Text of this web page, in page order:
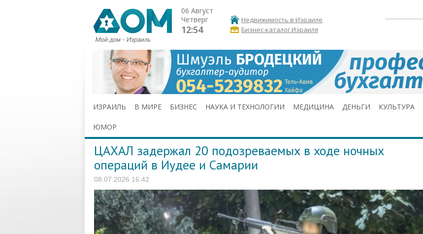
06 Август
Четверг
12:54
Недвижимость в Израиле
Бизнес-каталог Израиля
ИЗРАИЛЬ В МИРЕ БИЗНЕС НАУКА И ТЕХНОЛОГИИ МЕДИЦИНА ДЕНЬГИ КУЛЬТУРА
ЮМОР
ЦАХАЛ задержал 20 подозреваемых в ходе ночных
операций в Иудее и Самарии
08.07.2026 16:42